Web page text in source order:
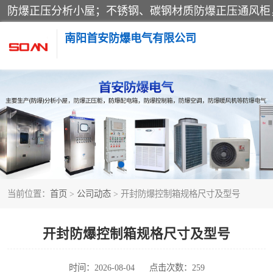
南阳首安防爆电气有限公司
当前位置： 首页 > 公司动态 > 开封防爆控制箱规格尺寸及型号
开封防爆控制箱规格尺寸及型号
时间：2026-08-04 点击次数：259
防爆小屋
防爆空调
防爆控制箱
防爆操作柱
防爆检修箱